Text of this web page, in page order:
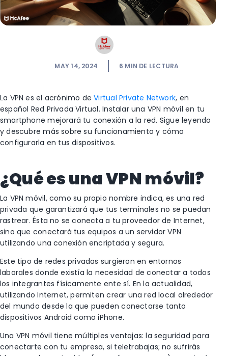
MAY 14, 2024 6 MIN DE LECTURA
La VPN es el acrónimo deVirtual Private Network, en
español Red Privada Virtual. Instalar una VPN móvil en tu
smartphone mejorará tu conexión a la red. Sigue leyendo
y descubre más sobre su funcionamiento y cómo
configurarla en tus dispositivos.
¿Qué es una VPN móvil?
La VPN móvil, como su propio nombre indica, es una red
privada que garantizará que tus terminales no se puedan
rastrear. Ésta no se conecta a tu proveedor de Internet,
sino que conectará tus equipos a un servidor VPN
utilizando una conexión encriptada y segura.
Este tipo de redes privadas surgieron en entornos
laborales donde existía la necesidad de conectar a todos
los integrantes físicamente ente sí. En la actualidad,
utilizando Internet, permiten crear una red local alrededor
del mundo desde la que pueden conectarse tanto
dispositivos Android como iPhone.
Una VPN móvil tiene múltiples ventajas: la seguridad para
conectarte con tu empresa, si teletrabajas; no sufrirás